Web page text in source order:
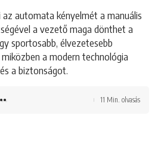
automata kényelmét a manuális
a vezető maga dönthet a
sportosabb, élvezetesebb
a modern technológia
a biztonságot.
11 Min. olvasás